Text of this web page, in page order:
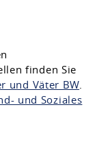
finden Sie
und Väter BW.
und Soziales